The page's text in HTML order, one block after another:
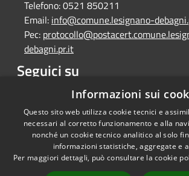
Telefono:0521 850211
Email: info@comune.lesignano-
Pec:
debagni.pr.it
Seguici su
Facebook
Accessibilità
Copyright
Lesignano
Informazioni sui
Questo sito web utilizza cookie tecnici e
necessari al corretto funzionamento e alla
nonché un cookie tecnico analitico al solo
informazioni statistiche, aggregate e
Per maggiori dettagli, può consultare la cookie